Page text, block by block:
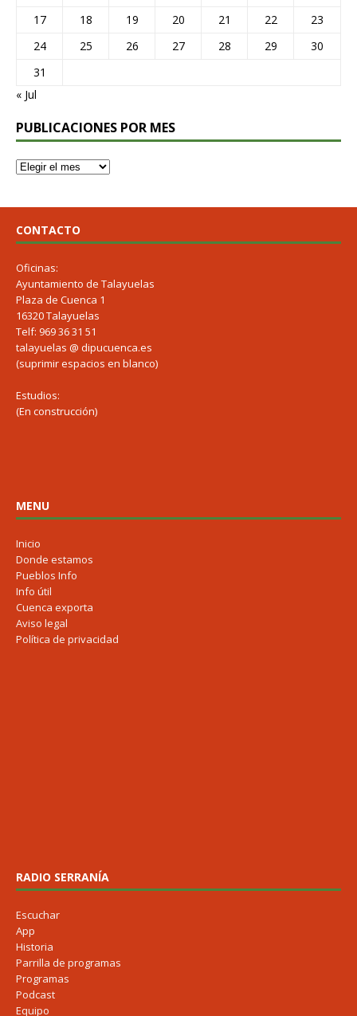
17
18 19 20 21 22
23
24
25 26 27 28 29
30
31
« Jul
PUBLICACIONES POR MES
CONTACTO
Oficinas:
Ayuntamiento de Talayuelas
Plaza de Cuenca 1
16320 Talayuelas
Telf: 969 36 31 51
talayuelas @ dipucuenca.es
(suprimir espacios en blanco)
Estudios:
(En construcción)
MENU
Inicio
Donde estamos
Pueblos Info
Info útil
Cuenca exporta
Aviso legal
Política de privacidad
RADIO SERRANÍA
Escuchar
App
Historia
Parrilla de programas
Programas
Podcast
Equipo